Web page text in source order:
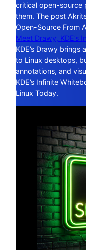
critical open-source
them. The post
Open-Source From
Meet Drawy, KDE’s
KDE’s Drawy
to Linux desktops,
annotations, and
KDE’s Infinite
Linux Today.